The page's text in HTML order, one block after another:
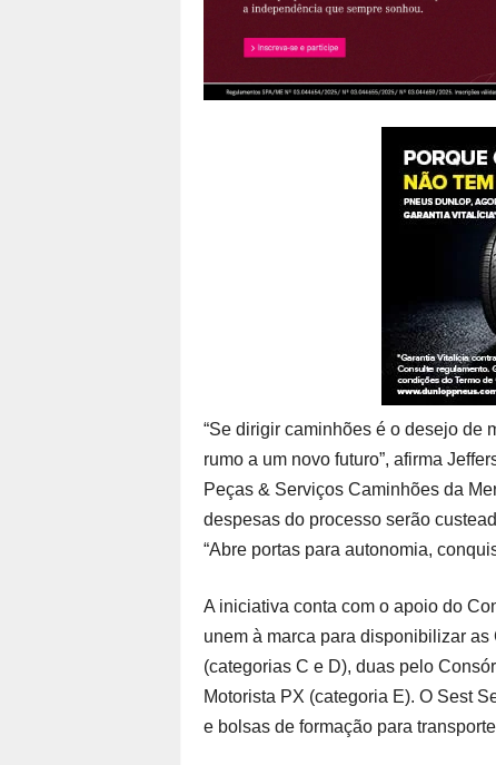
“Se dirigir caminhões é o desejo de
rumo a um novo futuro”, afirma
Peças & Serviços Caminhões da
despesas do processo serão
“Abre portas para autonomia,
A iniciativa conta com o apoio do
unem à marca para disponibilizar
(categorias C e D), duas pelo
Motorista PX (categoria E). O Sest
e bolsas de formação para